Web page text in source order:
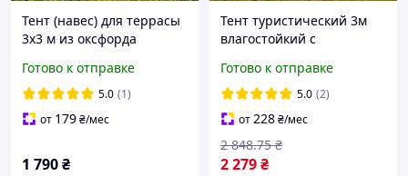
Тент (навес) для террасы
3х3 м из оксфорда
95%. Тент (навес) для
кафе и ресторана -
UKMarket-
Готово к отправке
5.0 (1)
от 179₴/мес
1 790₴
Тент туристический 3м
влагостойкий с
колышками, защитное
укрытие от дождя для
кемпинга рыбалки
походов
Готово к отправке
5.0 (2)
от228₴/мес
2 279₴
2 848.75 ₴